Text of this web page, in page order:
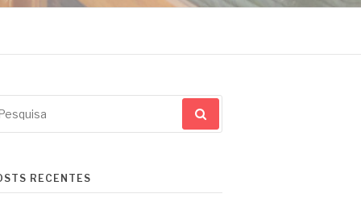
RECENTES